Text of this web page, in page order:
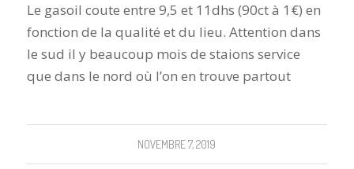
Le gasoil coute entre 9,5 et 11dhs (90ct à 1€) en
fonction de la qualité et du lieu. Attention dans
le sud il y beaucoup mois de staions service
que dans le nord où l’on en trouve partout
NOVEMBRE 7, 2019